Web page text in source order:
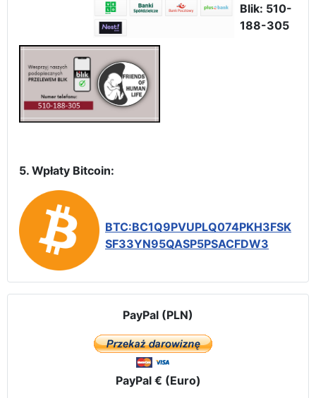
Blik: 510-
188-305
5. Wpłaty Bitcoin:
BTC:BC1Q9PVUPLQ074PKH3FSK
SF33YN95QASP5PSACFDW3
PayPal (PLN)
PayPal € (Euro)